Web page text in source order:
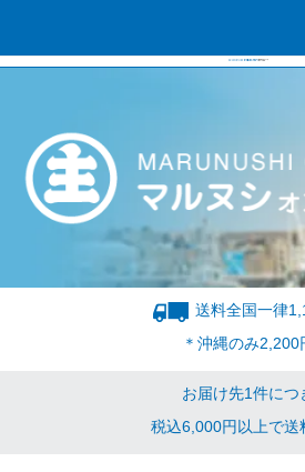
送料全国一律
＊沖縄のみ2,200
お届け先1件につ
税込6,000円以上で送